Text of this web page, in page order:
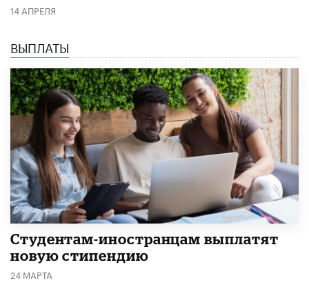
14 АПРЕЛЯ
ВЫПЛАТЫ
Студентам-иностранцам выплатят
новую стипендию
24 МАРТА